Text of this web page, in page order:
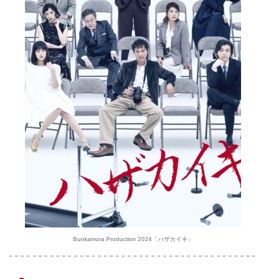
Bunkamura Production 2024「ハザカイキ」